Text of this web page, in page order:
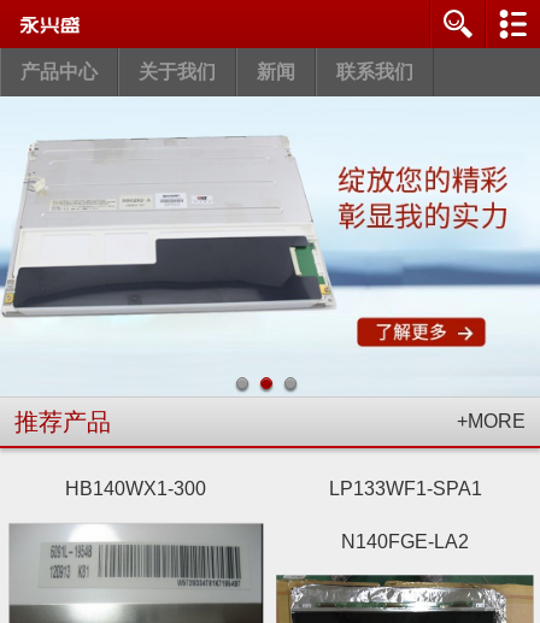
产品中心 关于我们 新闻 联系我们
推荐产品 +MORE
HB140WX1-300 LP133WF1-SPA1
N140FGE-LA2